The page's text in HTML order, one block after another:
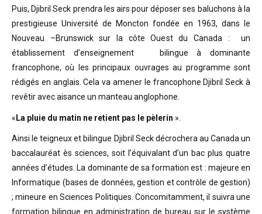
Puis, Djibril Seck prendra les airs pour déposer ses baluchons à la
prestigieuse Université de Moncton fondée en 1963, dans le
Nouveau –Brunswick sur la côte Ouest du Canada : un
établissement d’enseignement bilingue à dominante
francophone, où les principaux ouvrages au programme sont
rédigés en anglais. Cela va amener le francophone Djibril Seck à
revêtir avec aisance un manteau anglophone.
«La pluie du matin ne retient pas le pèlerin ».
Ainsi le teigneux et bilingue Djibril Seck décrochera au Canada un
baccalauréat ès sciences, soit l’équivalant d’un bac plus quatre
années d’études. La dominante de sa formation est : majeure en
Informatique (bases de données, gestion et contrôle de gestion)
; mineure en Sciences Politiques. Concomitamment, il suivra une
formation bilingue en administration de bureau sur le système